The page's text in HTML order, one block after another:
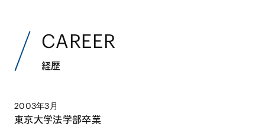
CAREER
経歴
2003年3月
東京大学法学部卒業